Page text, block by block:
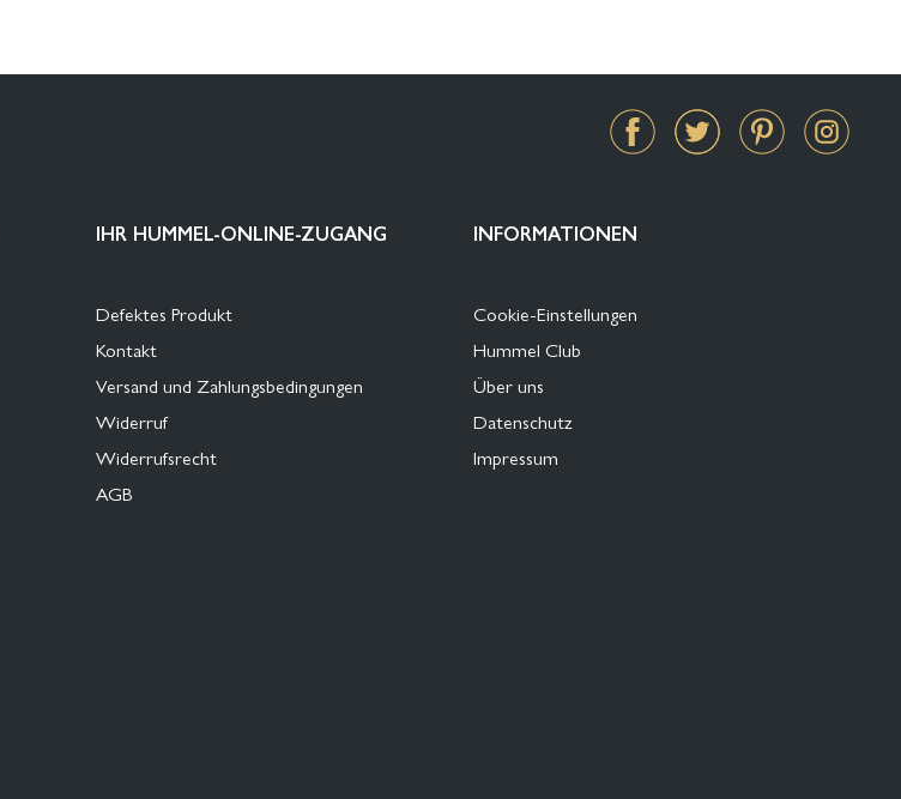
IHR HUMMEL-ONLINE-ZUGANG
Defektes Produkt
Kontakt
Versand und Zahlungsbedingungen
Widerruf
Widerrufsrecht
AGB
INFORMATIONEN
Cookie-Einstellungen
Hummel Club
Über uns
Datenschutz
Impressum